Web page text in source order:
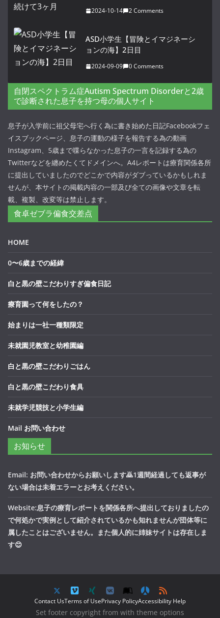
2024-10-14 2 Comments
ASD小学生【冒険とイマジネーシ
ョンの海】2日目
2024-09-09 0 Comments
自閉スペクトラム症Autism Spectrum Disorderと2歳
で診断された息子を持つ母の個人サイト
息子が入学前に祖父母宅へ行く為に書き始めた日記Facebookフェ
イスブックページ、息子の運動の様子を報告する為の動画
Instagram、5歳まで喋らなかった息子の一言を記録する為の
Twitterなどを纏めたくてドメインへ。A4レポートは療育関係各所
に提出していましたのでどこかで内容がダブっているかもしれま
せんが、本サイトの掲載内容の一部及び全ての画像や文章を転
載、複製、改変等は禁止します。
食卓ゼブラ偏食交差点
HOME
0〜6歳までの経緯
白と黒の壁こだわりすぎ偏食日記
療育園って何をしたの？
始まりは一社一種類限定
未就園児教室と幼稚園編
白と黒の壁こだわりごはん
白と黒の壁こだわり食具
未就学児競技と小学生編
Mail お問い合わせ
お知らせ
Email: お問い合わせからお願いします🙇1週間経過しても返事が
ない場合は未着エラーとお考えください。
Website:息子の療育レポートを関係各所へ提出しておりましたの
で何処かで実例として紹介されているかも知れませんが団体等に
属したことはございません。また個人的に姉妹サイトは存在しま
す😊
Contact UsTerms of UsePrivacy PolicyAccessibility Help
Set footer copyright from with theme options